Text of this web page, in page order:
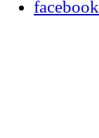
facebook